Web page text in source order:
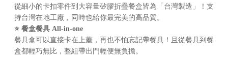
從細小的卡扣零件到大容量矽膠折疊餐盒皆為「台灣製造」！支
持台灣在地工廠，同時也給你最完美的高品質。
⭐ 餐盒餐具 All-in-one
餐具盒可以直接卡在上蓋，再也不怕忘記帶餐具！且從餐具到餐
盒都輕巧無比，整組帶出門輕便無負擔。